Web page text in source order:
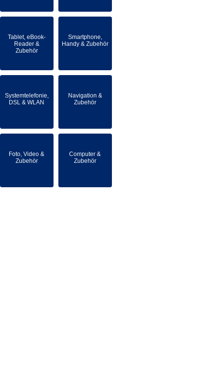
Tablet, eBook-
Reader &
Zubehör
Smartphone,
Handy & Zubehör
Systemtelefonie,
DSL & WLAN
Navigation &
Zubehör
Foto, Video &
Zubehör
Computer &
Zubehör